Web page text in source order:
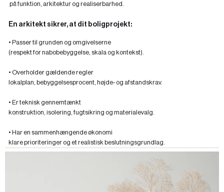
på funktion, arkitektur og realiserbarhed.
En arkitekt sikrer, at dit boligprojekt:
• Passer til grunden og omgivelserne
(respekt for nabobebyggelse, skala og kontekst).
• Overholder gældende regler
lokalplan, bebyggelsesprocent, højde- og afstandskrav.
• Er teknisk gennemtænkt
konstruktion, isolering, fugtsikring og materialevalg.
• Har en sammenhængende økonomi
klare prioriteringer og et realistisk beslutningsgrundlag.